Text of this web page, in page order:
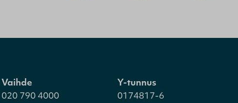
Vaihde
020 790 4000
Y-tunnus
0174817-6